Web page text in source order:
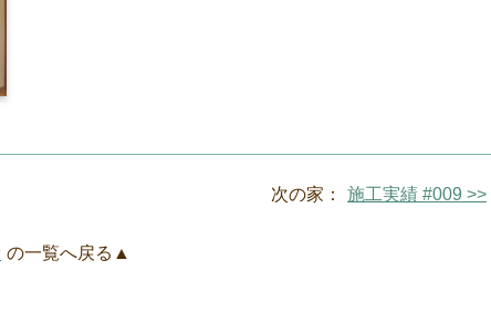
次の家： 施工実績 #009 >>
の一覧へ戻る▲